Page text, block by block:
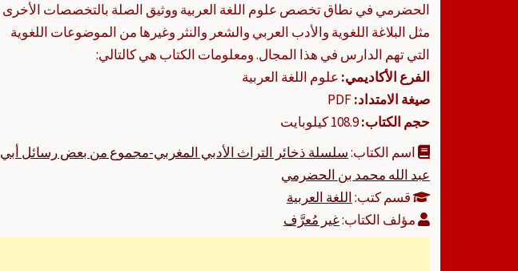
الحضرمي في نطاق تخصص علوم اللغة العربية ووثيق الصلة بالتخصصات الأخرى
مثل البلاغة اللغوية والأدب العربي والشعر والنثر وغيرها من الموضوعات اللغوية
التي تهم الدارس في هذا المجال. ومعلومات الكتاب هي كالتالي:
الفرع الأكاديمي: علوم اللغة العربية
صيغة الامتداد:
حجم الكتاب:108.9 كيلوبايت
اسم الكتاب:سلسلة ذخائر التراث الأدبي المغربي-مجموع من بعض رسائل أبي
عبد الله محمد بن الحضرمي
قسم كتب:اللغة العربية
مؤلف الكتاب:غير مُعرَّف